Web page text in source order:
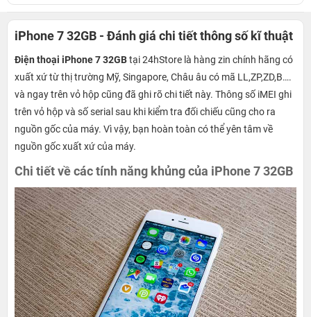
iPhone 7 32GB - Đánh giá chi tiết thông số kĩ thuật
Điện thoại iPhone 7 32GBtại 24hStore là hàng zin chính hãng có
xuất xứ từ thị trường Mỹ, Singapore, Châu âu có mã LL,ZP,ZD,B….
và ngay trên vỏ hộp cũng đã ghi rõ chi tiết này. Thông số iMEI ghi
trên vỏ hộp và số serial sau khi kiểm tra đối chiếu cũng cho ra
nguồn gốc của máy. Vì vậy, bạn hoàn toàn có thể yên tâm về
nguồn gốc xuất xứ của máy.
Chi tiết về các tính năng khủng của iPhone 7 32GB